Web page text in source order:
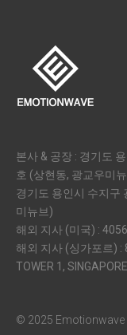
본사 & 공장 : 경기도
호 (상현동, 광교우미
경기도 용인시 수지구
미뉴브)
해외 지사 (미국) :
해외 지사 (싱가포르) :
TOWER 1,
© 2025 Emotionwave